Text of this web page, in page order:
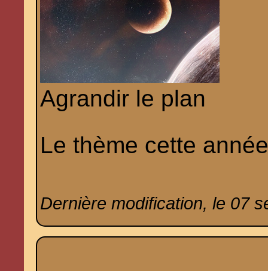
Agrandir le plan
Le thème cette
Dernière modification, le 07